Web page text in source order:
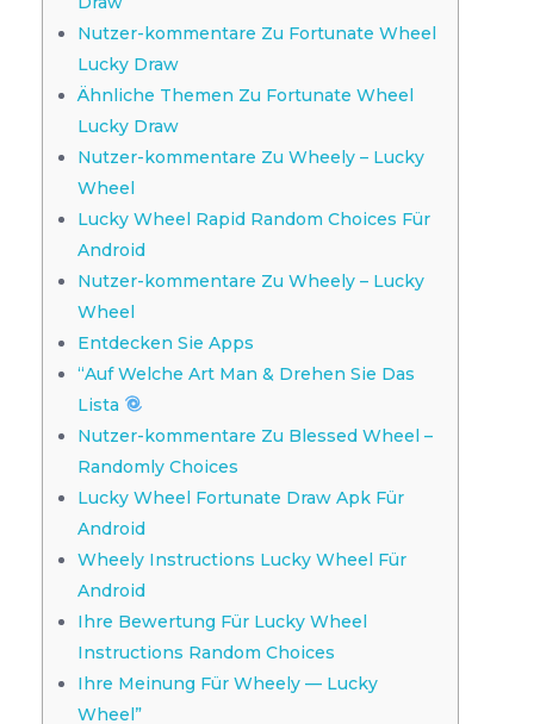
Nutzer-kommentare Zu Fortunate Wheel
Lucky Draw
Ähnliche Themen Zu Fortunate Wheel
Lucky Draw
Nutzer-kommentare Zu Wheely – Lucky
Wheel
Lucky Wheel Rapid Random Choices Für
Android
Nutzer-kommentare Zu Wheely – Lucky
Wheel
Entdecken Sie Apps
“Auf Welche Art Man & Drehen Sie Das
Lista
Nutzer-kommentare Zu Blessed Wheel –
Randomly Choices
Lucky Wheel Fortunate Draw Apk Für
Android
Wheely Instructions Lucky Wheel Für
Android
Ihre Bewertung Für Lucky Wheel
Instructions Random Choices
Ihre Meinung Für Wheely — Lucky
Wheel”